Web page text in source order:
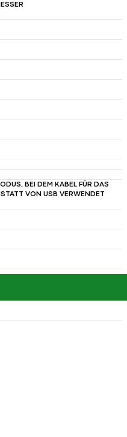
BEI DEM KABEL FÜR DAS
VON USB VERWENDET